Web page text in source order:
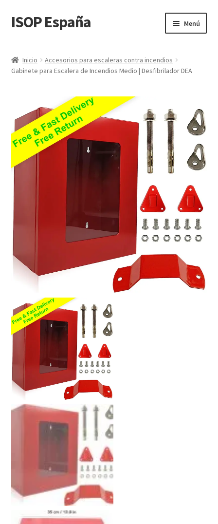
Ir
a
navegación
Ir
al
ISOP España Menú
Deporte y Outdoor
Conjuntos de rescate y supervivencia
Venta al por mayor
Blog
Videos
Contacta con nosotros
Política
Inicio
Accesorios para escaleras contra incendios
Gabinete para Escalera de Incendios Medio | Desfibrilador DEA